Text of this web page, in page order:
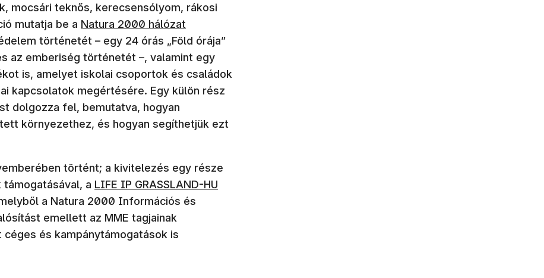
mocsári teknős, kerecsensólyom, rákosi
mutatja be a (új ablakban nyílik meg)
Natura 2000 hálózat
történetét – egy 24 órás „Föld órája”
az emberiség történetét –, valamint egy
is, amelyet iskolai csoportok és családok
kapcsolatok megértésére. Egy külön rész
dolgozza fel, bemutatva, hogyan
környezethez, és hogyan segíthetjük ezt
történt; a kivitelezés egy része
támogatásával, a (új ablakban nyílik meg)
LIFE IP GRASSLAND-HU
a Natura 2000 Információs és
emellett az MME tagjainak
céges és kampánytámogatások is